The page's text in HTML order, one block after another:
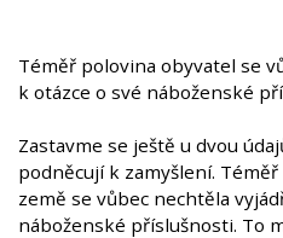
Téměř polovina obyvatel se
k otázce o své náboženské
Zastavme se ještě u dvou
podněcují k zamyšlení.
země se vůbec nechtěla
náboženské příslušnosti. To